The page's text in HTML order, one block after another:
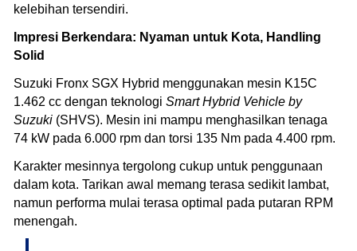
kelebihan tersendiri.
Impresi Berkendara: Nyaman untuk Kota, Handling
Solid
Suzuki Fronx SGX Hybrid menggunakan mesin K15C
1.462 cc dengan teknologi Smart Hybrid Vehicle by
Suzuki (SHVS). Mesin ini mampu menghasilkan tenaga
74 kW pada 6.000 rpm dan torsi 135 Nm pada 4.400 rpm.
Karakter mesinnya tergolong cukup untuk penggunaan
dalam kota. Tarikan awal memang terasa sedikit lambat,
namun performa mulai terasa optimal pada putaran RPM
menengah.